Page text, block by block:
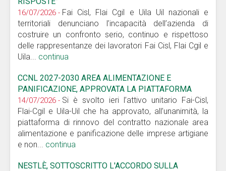
16/07/2026 - Fai Cisl, Flai Cgil e Uila Uil nazionali e
territoriali denunciano l’incapacità dell’azienda di
costruire un confronto serio, continuo e rispettoso
delle rappresentanze dei lavoratori Fai Cisl, Flai Cgil e
Uila... continua
CCNL 2027-2030 AREA ALIMENTAZIONE E
PANIFICAZIONE, APPROVATA LA PIATTAFORMA
14/07/2026 - Si è svolto ieri l’attivo unitario Fai-Cisl,
Flai-Cgil e Uila-Uil che ha approvato, all’unanimità, la
piattaforma di rinnovo del contratto nazionale area
alimentazione e panificazione delle imprese artigiane
e non... continua
NESTLÈ, SOTTOSCRITTO L'ACCORDO SULLA